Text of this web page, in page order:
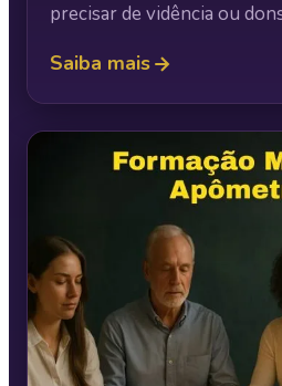
precisar de vidência ou
Saiba mais